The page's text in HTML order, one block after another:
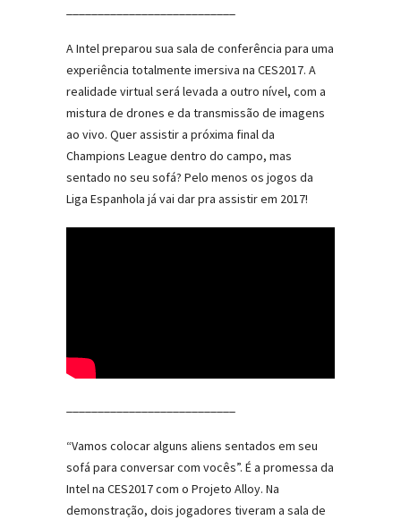
A Intel preparou sua sala de conferência para uma
experiência totalmente imersiva na CES2017. A
realidade virtual será levada a outro nível, com a
mistura de drones e da transmissão de imagens
ao vivo. Quer assistir a próxima final da
Champions League dentro do campo, mas
sentado no seu sofá? Pelo menos os jogos da
Liga Espanhola já vai dar pra assistir em 2017!
“Vamos colocar alguns aliens sentados em seu
sofá para conversar com vocês”. É a promessa da
Intel na CES2017 com o Projeto Alloy. Na
demonstração, dois jogadores tiveram a sala de